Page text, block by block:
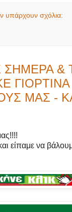
υπάρχουν σχόλια:
ΣΗΜΕΡΑ &
ΜΑΣ -
είπαμε να